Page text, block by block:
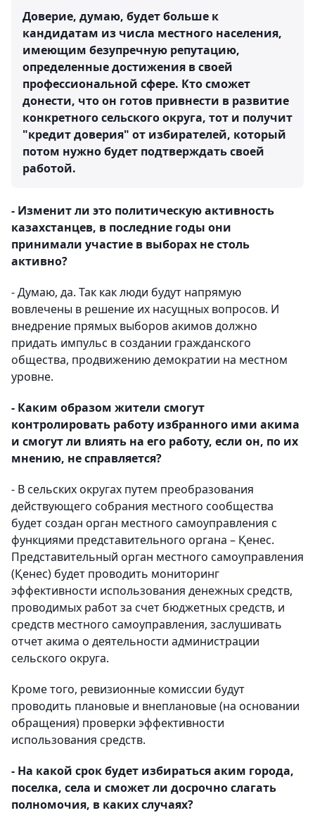
Доверие, думаю, будет больше к
кандидатам из числа местного населения,
имеющим безупречную репутацию,
определенные достижения в своей
профессиональной сфере. Кто сможет
донести, что он готов привнести в развитие
конкретного сельского округа, тот и получит
"кредит доверия" от избирателей, который
потом нужно будет подтверждать своей
работой.
- Изменит ли это политическую активность
казахстанцев, в последние годы они
принимали участие в выборах не столь
активно?
- Думаю, да. Так как люди будут напрямую
вовлечены в решение их насущных вопросов. И
внедрение прямых выборов акимов должно
придать импульс в создании гражданского
общества, продвижению демократии на местном
уровне.
- Каким образом жители смогут
контролировать работу избранного ими акима
и смогут ли влиять на его работу, если он, по их
мнению, не справляется?
- В сельских округах путем преобразования
действующего собрания местного сообщества
будет создан орган местного самоуправления с
функциями представительного органа – Қенес.
Представительный орган местного самоуправления
(Қенес) будет проводить мониторинг
эффективности использования денежных средств,
проводимых работ за счет бюджетных средств, и
средств местного самоуправления, заслушивать
отчет акима о деятельности администрации
сельского округа.
Кроме того, ревизионные комиссии будут
проводить плановые и внеплановые (на основании
обращения) проверки эффективности
использования средств.
- На какой срок будет избираться аким города,
поселка, села и сможет ли досрочно слагать
полномочия, в каких случаях?